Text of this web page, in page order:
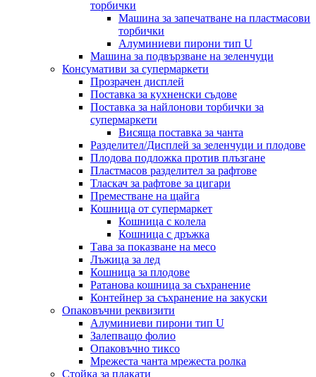
торбички
Машина за запечатване на пластмасови
торбички
Алуминиеви пирони тип U
Машина за подвързване на зеленчуци
Консумативи за супермаркети
Прозрачен дисплей
Поставка за кухненски съдове
Поставка за найлонови торбички за
супермаркети
Висяща поставка за чанта
Разделител/Дисплей за зеленчуци и плодове
Плодова подложка против плъзгане
Пластмасов разделител за рафтове
Тласкач за рафтове за цигари
Преместване на щайга
Кошница от супермаркет
Кошница с колела
Кошница с дръжка
Тава за показване на месо
Лъжица за лед
Кошница за плодове
Ратанова кошница за съхранение
Контейнер за съхранение на закуски
Опаковъчни реквизити
Алуминиеви пирони тип U
Залепващо фолио
Опаковъчно тиксо
Мрежеста чанта мрежеста ролка
Стойка за плакати